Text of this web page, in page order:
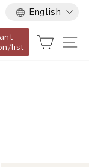
Language
English
list
Cart